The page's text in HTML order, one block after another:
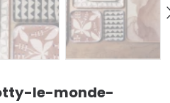
le-monde-